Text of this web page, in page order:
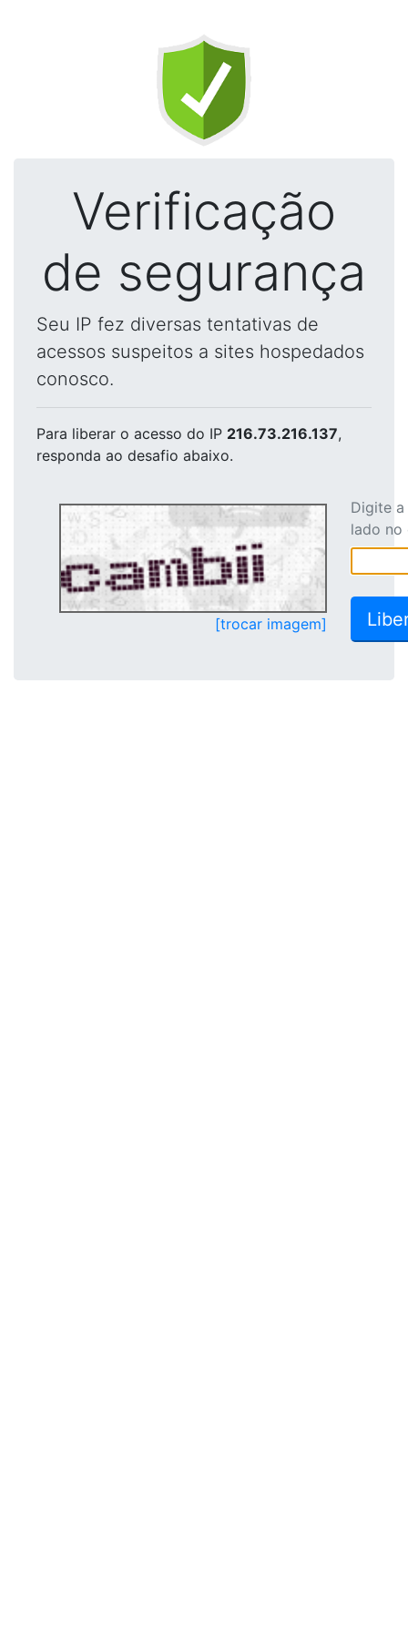
Verificação
de segurança
Seu IP fez diversas tentativas de
acessos suspeitos a sites hospedados
conosco.
Para liberar o acesso do IP 216.73.216.137,
responda ao desafio abaixo.
[trocar imagem]
Digite
lado no